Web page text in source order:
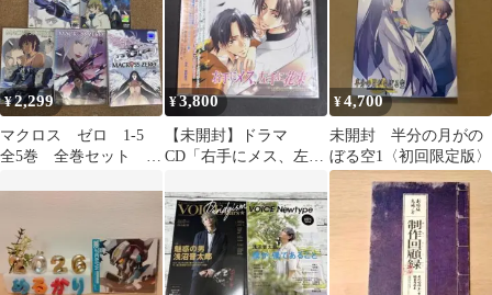
¥2,299
マクロス ゼロ 1-5
全5巻 全巻セット
¥3,800
【未開封】ドラマ
CD「右手にメス、左手
置鮎龍太郎）
¥4,700
未開封 半分の月がの
ぼる空1〈初回限定版〉